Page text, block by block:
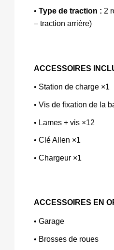
• Type de traction : 2
– traction arrière)
ACCESSOIRES
• Station de charge ×1
• Vis de fixation de la
• Lames + vis ×12
• Clé Allen ×1
• Chargeur ×1
ACCESSOIRES EN
• Garage
• Brosses de roues